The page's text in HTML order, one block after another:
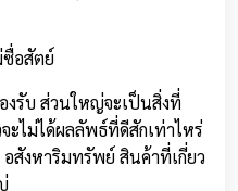
อสัตย์
งรับ ส่วนใหญ่จะเป็นสิ่งที่
ะไม่ได้ผลลัพธ์ที่ดีสักเท่าไหร่
สังหาริมทรัพย์ สินค้าที่เกี่ยว